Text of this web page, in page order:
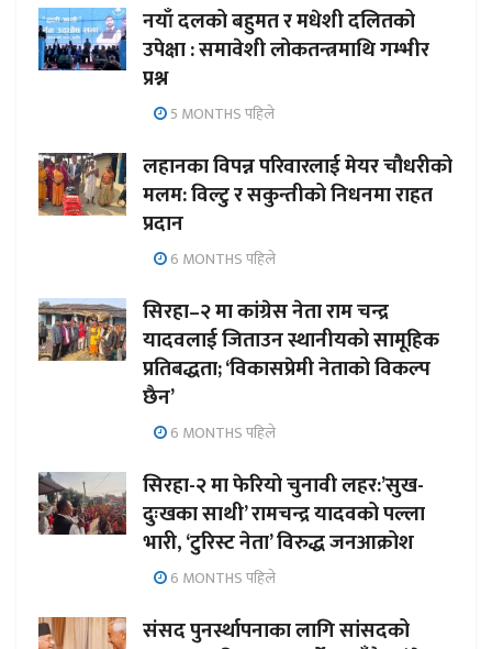
नयाँ दलको बहुमत र मधेशी दलितको
उपेक्षा : समावेशी लोकतन्त्रमाथि गम्भीर
प्रश्न
5 MONTHS पहिले
लहानका विपन्न परिवारलाई मेयर चौधरीको
मलम: विल्टु र सकुन्तीको निधनमा राहत
प्रदान
6 MONTHS पहिले
सिरहा–२ मा कांग्रेस नेता राम चन्द्र
यादवलाई जिताउन स्थानीयको सामूहिक
प्रतिबद्धता; ‘विकासप्रेमी नेताको विकल्प
छैन’
6 MONTHS पहिले
सिरहा-२ मा फेरियो चुनावी लहर:’सुख-
दुःखका साथी’ रामचन्द्र यादवको पल्ला
भारी, ‘टुरिस्ट नेता’ विरुद्ध जनआक्रोश
6 MONTHS पहिले
संसद पुनर्स्थापनाका लागि सांसदको